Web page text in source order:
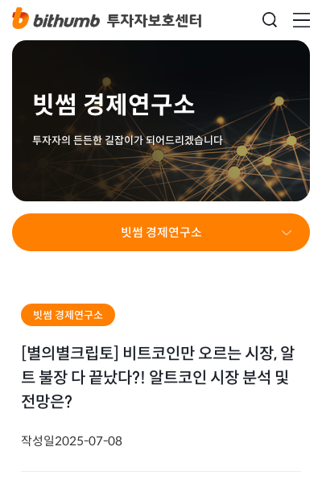
빗썸 경제연구소
투자자의 든든한 길잡이가 되어드리겠습니다
빗썸 경제연구소
빗썸 경제연구소
[별의별크립토] 비트코인만 오르는 시장, 알
트 불장 다 끝났다?! 알트코인 시장 분석 및
전망은?
작성일2025-07-08